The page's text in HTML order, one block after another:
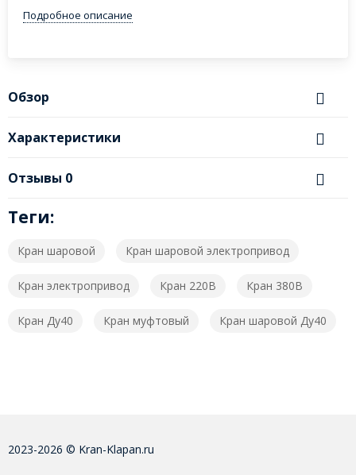
Подробное описание
Обзор
Характеристики
Отзывы 0
Теги:
Кран шаровой Кран шаровой электропривод
Кран электропривод Кран 220В Кран 380В
Кран Ду40 Кран муфтовый Кран шаровой Ду40
2023-2026 © Kran-Klapan.ru